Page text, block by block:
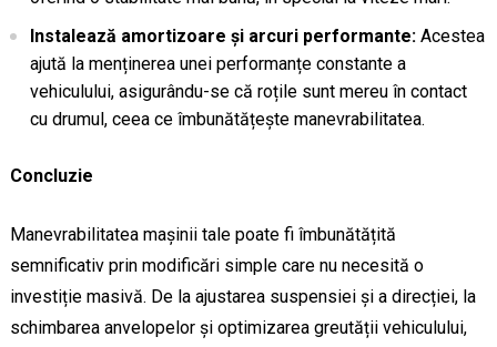
Instalează amortizoare și arcuri performante:Acestea
ajută la menținerea unei performanțe constante a
vehiculului, asigurându-se că roțile sunt mereu în contact
cu drumul, ceea ce îmbunătățește manevrabilitatea.
Concluzie
Manevrabilitatea mașinii tale poate fi îmbunătățită
semnificativ prin modificări simple care nu necesită o
investiție masivă. De la ajustarea suspensiei și a direcției, la
schimbarea anvelopelor și optimizarea greutății vehiculului,